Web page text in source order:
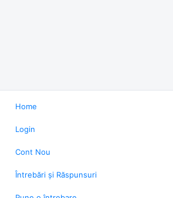
Home
Login
Cont Nou
Întrebări și Răspunsuri